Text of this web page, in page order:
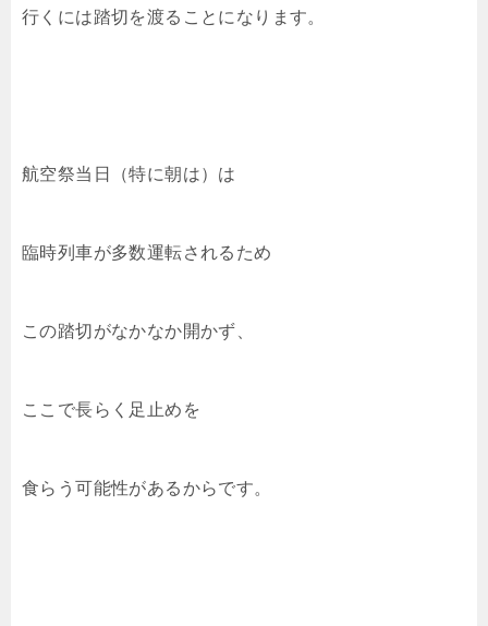
行くには踏切を渡ることになります。
航空祭当日（特に朝は）は
臨時列車が多数運転されるため
この踏切がなかなか開かず、
ここで長らく足止めを
食らう可能性があるからです。